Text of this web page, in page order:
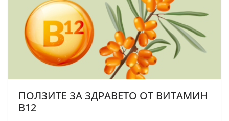
ПОЛЗИТЕ ЗА ЗДРАВЕТО ОТ ВИТАМИН
B12